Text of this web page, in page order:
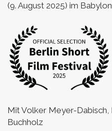
(9. August 2025) im Babylon
Mit Volker Meyer-Dabisch,
Buchholz